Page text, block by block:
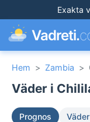
Exakta
Vadreti.
Hem > Zambia >
Väder i
Prognos